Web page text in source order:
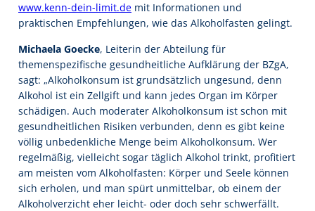
www.kenn-dein-limit.de mit Informationen und
praktischen Empfehlungen, wie das Alkoholfasten gelingt.
Michaela Goecke, Leiterin der Abteilung für
themenspezifische gesundheitliche Aufklärung der BZgA,
sagt: „Alkoholkonsum ist grundsätzlich ungesund, denn
Alkohol ist ein Zellgift und kann jedes Organ im Körper
schädigen. Auch moderater Alkoholkonsum ist schon mit
gesundheitlichen Risiken verbunden, denn es gibt keine
völlig unbedenkliche Menge beim Alkoholkonsum. Wer
regelmäßig, vielleicht sogar täglich Alkohol trinkt, profitiert
am meisten vom Alkoholfasten: Körper und Seele können
sich erholen, und man spürt unmittelbar, ob einem der
Alkoholverzicht eher leicht- oder doch sehr schwerfällt.